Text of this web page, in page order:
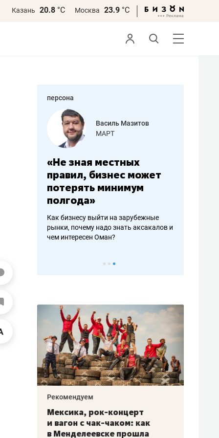
Казань 20.8 °С Москва 23.9 °С
персона
Василь Мазитов
МАРТ
«Не зная местных
правил, бизнес может
потерять минимум
полгода»
Как бизнесу выйти на зарубежные
рынки, почему надо знать аксакалов и
чем интересен Оман?
Рекомендуем
Мексика, рок-концерт
и вагон с чак-чаком: как
в Менделеевске прошла